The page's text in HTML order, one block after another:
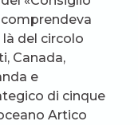
comprendeva
del circolo
Canada,
e
di cinque
Artico